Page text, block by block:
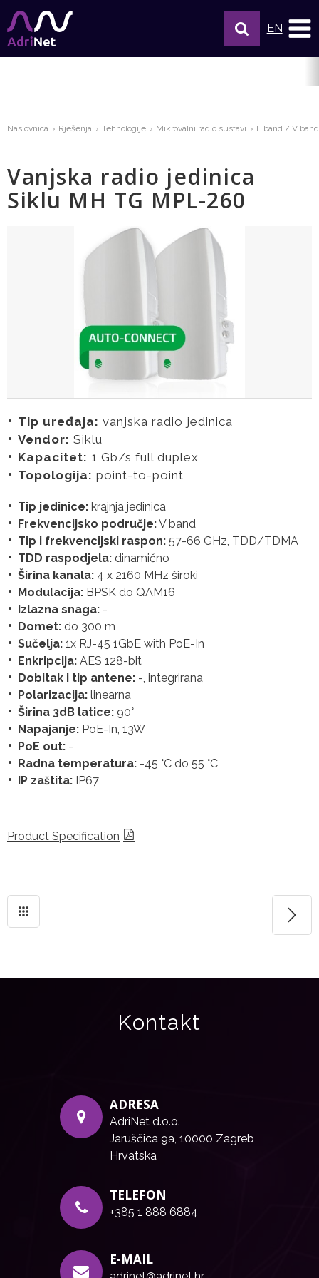
EN
Naslovnica Rješenja Tehnologije Mikrovalni radio sustavi E band / V band
Vanjska radio jedinica
Siklu MH TG MPL-260
Tip uređaja: vanjska radio jedinica
Vendor: Siklu
Kapacitet: 1 Gb/s full duplex
Topologija: point-to-point
Tip jedinice: krajnja jedinica
Frekvencijsko područje:V band
Tip i frekvencijski raspon: 57-66 GHz, TDD/TDMA
TDD raspodjela: dinamično
Širina kanala: 4 x 2160 MHz široki
Modulacija: BPSK do QAM16
Izlazna snaga: -
Domet: do 300 m
Sučelja: 1x RJ-45 1GbE with PoE-In
Enkripcija: AES 128-bit
Dobitak i tip antene: -, integrirana
Polarizacija: linearna
Širina 3dB latice: 90°
Napajanje: PoE-In, 13W
PoE out: -
Radna temperatura: -45 °C do 55 °C
IP zaštita: IP67
Product Specification
Kontakt
ADRESA
AdriNet d.o.o.
Jaruščica 9a, 10000 Zagreb
Hrvatska
TELEFON
+385 1 888 6884
E-MAIL